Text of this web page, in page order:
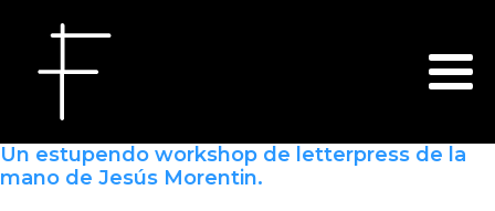
Un estupendo workshop de letterpress de la
mano de Jesús Morentin.